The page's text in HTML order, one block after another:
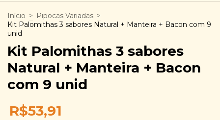
Início > Pipocas Variadas >
Kit Palomithas 3 sabores Natural + Manteira + Bacon com 9
unid
Kit Palomithas 3 sabores
Natural + Manteira + Bacon
com 9 unid
R$53,91